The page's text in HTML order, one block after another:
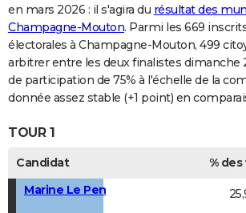
en mars 2026 : il s'agira du résultat des
Champagne-Mouton. Parmi les 669
électorales à Champagne-Mouton, 499
arbitrer entre les deux finalistes dimanche
de participation de 75% à l'échelle de la
donnée assez stable (+1 point) en
TOUR 1
Candidat % des
Marine Le Pen